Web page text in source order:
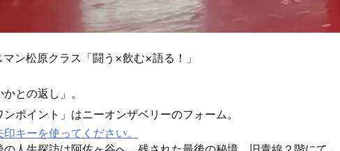
キーを使ってください。
ン松原クラス「闘う×飲む×語る！」
との返し」。
ポイント」はニーオンザベリーのフォーム。